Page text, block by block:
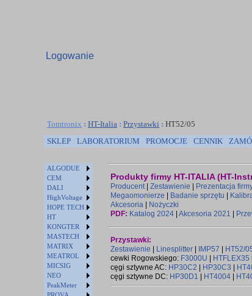
Logowanie
Tomtronix : HT-Italia : Przystawki : HT52/05
SKLEP
LABORATORIUM PROMOCJE CENNIK
ALGODUE
CEM
DALI
HighVoltage
HOPE TECH
HT
KONGTER
MASTECH
MATRIX
MEATROL
MICSIG
NEO
PeakMeter
Produkty firmy HT-ITALIA (HT-
Producent| Zestawienie Prezentacja
Megaomonierze
Badanie sprzętu
Akcesoria
Nożyczki
PDF: Katalog 2024 Akcesoria 2021
Przystawki:
Zestawienie
Linesplitter IMP57 HT52/
cewki Rogowskiego: F3000U HTFLEX35
cęgi sztywne AC: HP30C2 HP30C3
cęgi sztywne DC: HP30D1 HT4004